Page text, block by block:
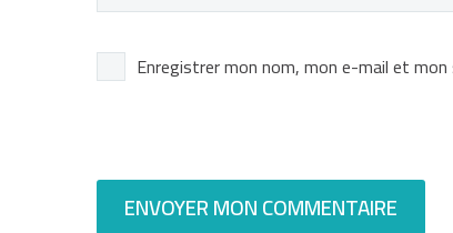
Enregistrer mon nom, mon e-mail et
ENVOYER MON COMMENTAIRE